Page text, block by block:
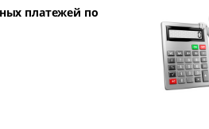
платежей по